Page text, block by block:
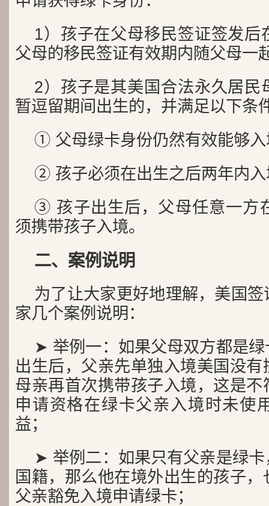
1）孩子在父母移民签证签发后
父母的移民签证有效期内随父母一
2）孩子是其美国合法永久居民
暂逗留期间出生的，并满足以下条
① 父母绿卡身份仍然有效能够
② 孩子必须在出生之后两年内
③ 孩子出生后，父母任意一方
须携带孩子入境。
二、案例说明
为了让大家更好地理解，美国
家几个案例说明：
➤ 举例一：如果父母双方都是
出生后，父亲先单独入境美国没
母亲再首次携带孩子入境，这是
申请资格在绿卡父亲入境时未使
益；
➤ 举例二：如果只有父亲是绿
国籍，那么他在境外出生的孩子
父亲豁免入境申请绿卡；